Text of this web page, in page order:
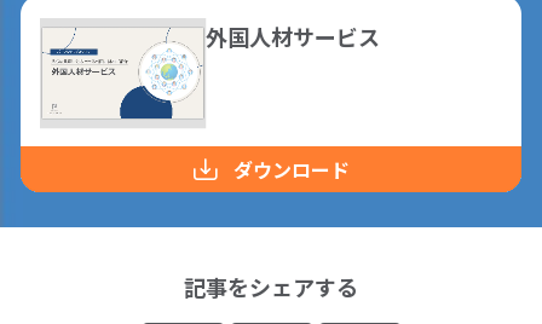
外国人材サービス
ダウンロード
記事をシェアする